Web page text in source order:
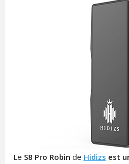
Le S8 Pro Robin de Hidizs est